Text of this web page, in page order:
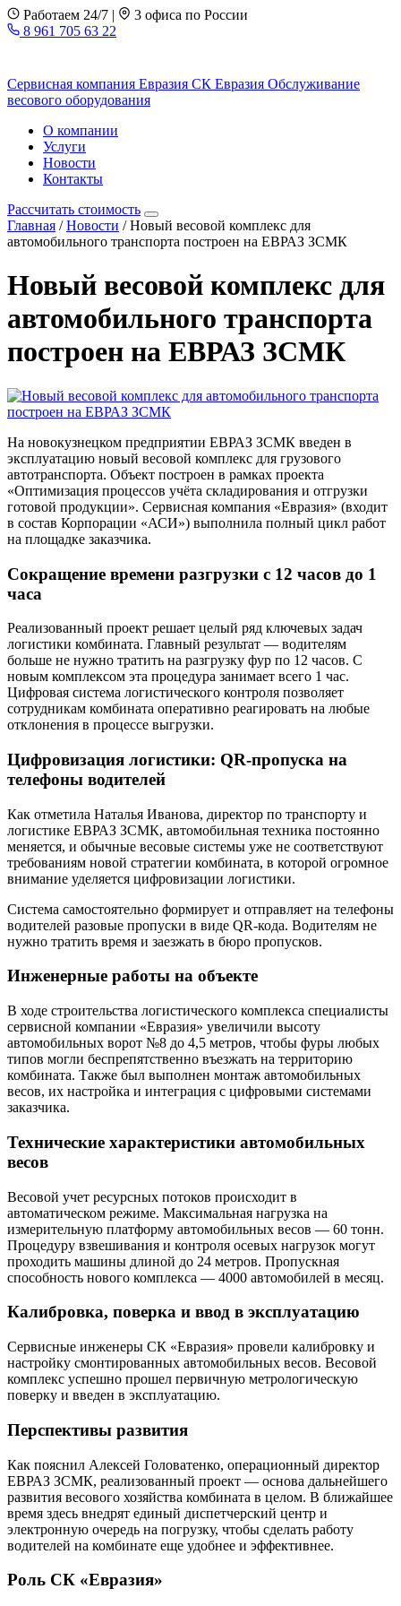
Работаем 24/7 |
3 офиса по России
8 961 705 63 22
Сервисная компания Евразия СК Евразия Обслуживание
весового оборудования
О компании
Услуги
Новости
Контакты
Рассчитать стоимость
Главная / Новости / Новый весовой комплекс для
автомобильного транспорта построен на ЕВРАЗ ЗСМК
Новый весовой комплекс для
автомобильного транспорта
построен на ЕВРАЗ ЗСМК
На новокузнецком предприятии ЕВРАЗ ЗСМК введен в
эксплуатацию новый весовой комплекс для грузового
автотранспорта. Объект построен в рамках проекта
«Оптимизация процессов учёта складирования и отгрузки
готовой продукции». Сервисная компания «Евразия» (входит
в состав Корпорации «АСИ») выполнила полный цикл работ
на площадке заказчика.
Сокращение времени разгрузки с 12 часов до 1
часа
Реализованный проект решает целый ряд ключевых задач
логистики комбината. Главный результат — водителям
больше не нужно тратить на разгрузку фур по 12 часов. С
новым комплексом эта процедура занимает всего 1 час.
Цифровая система логистического контроля позволяет
сотрудникам комбината оперативно реагировать на любые
отклонения в процессе выгрузки.
Цифровизация логистики: QR-пропуска на
телефоны водителей
Как отметила Наталья Иванова, директор по транспорту и
логистике ЕВРАЗ ЗСМК, автомобильная техника постоянно
меняется, и обычные весовые системы уже не соответствуют
требованиям новой стратегии комбината, в которой огромное
внимание уделяется цифровизации логистики.
Система самостоятельно формирует и отправляет на телефоны
водителей разовые пропуски в виде QR-кода. Водителям не
нужно тратить время и заезжать в бюро пропусков.
Инженерные работы на объекте
В ходе строительства логистического комплекса специалисты
сервисной компании «Евразия» увеличили высоту
автомобильных ворот №8 до 4,5 метров, чтобы фуры любых
типов могли беспрепятственно въезжать на территорию
комбината. Также был выполнен монтаж автомобильных
весов, их настройка и интеграция с цифровыми системами
заказчика.
Технические характеристики автомобильных
весов
Весовой учет ресурсных потоков происходит в
автоматическом режиме. Максимальная нагрузка на
измерительную платформу автомобильных весов — 60 тонн.
Процедуру взвешивания и контроля осевых нагрузок могут
проходить машины длиной до 24 метров. Пропускная
способность нового комплекса — 4000 автомобилей в месяц.
Калибровка, поверка и ввод в эксплуатацию
Сервисные инженеры СК «Евразия» провели калибровку и
настройку смонтированных автомобильных весов. Весовой
комплекс успешно прошел первичную метрологическую
поверку и введен в эксплуатацию.
Перспективы развития
Как пояснил Алексей Головатенко, операционный директор
ЕВРАЗ ЗСМК, реализованный проект — основа дальнейшего
развития весового хозяйства комбината в целом. В ближайшее
время здесь внедрят единый диспетчерский центр и
электронную очередь на погрузку, чтобы сделать работу
водителей на комбинате еще удобнее и эффективнее.
Роль СК «Евразия»